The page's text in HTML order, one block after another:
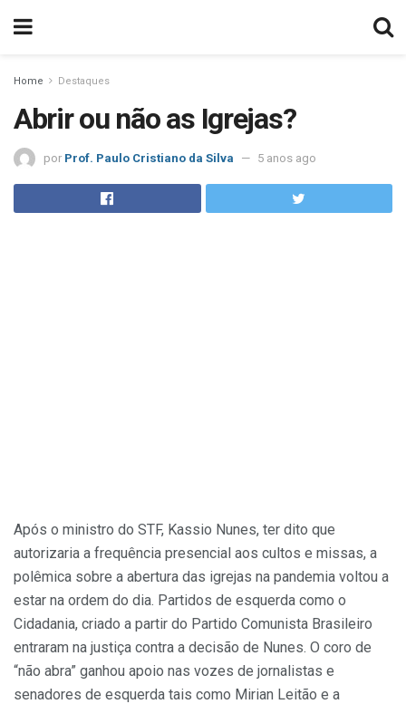
Home Destaques
Abrir ou não as Igrejas?
por Prof. Paulo Cristiano da Silva 5 anos ago
Após o ministro do STF, Kassio Nunes, ter dito que
autorizaria a frequência presencial aos cultos e missas, a
polêmica sobre a abertura das igrejas na pandemia voltou a
estar na ordem do dia. Partidos de esquerda como o
Cidadania, criado a partir do Partido Comunista Brasileiro
entraram na justiça contra a decisão de Nunes. O coro de
“não abra” ganhou apoio nas vozes de jornalistas e
senadores de esquerda tais como Mirian Leitão e a